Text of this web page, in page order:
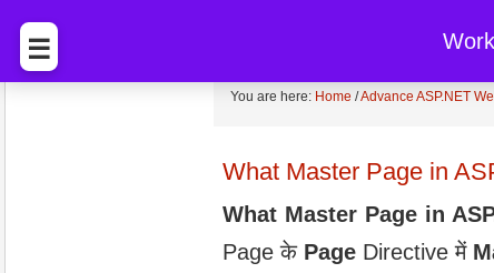
☰
You are here: Home /Advance ASP.NET
What Master Page in
What Master Page in
Page के Page Directive में